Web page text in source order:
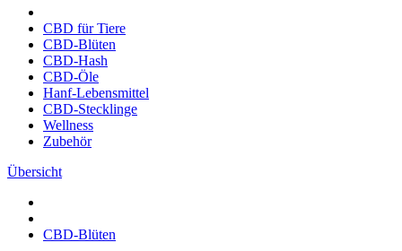
CBD für Tiere
CBD-Blüten
CBD-Hash
CBD-Öle
Hanf-Lebensmittel
CBD-Stecklinge
Wellness
Zubehör
Übersicht
CBD-Blüten